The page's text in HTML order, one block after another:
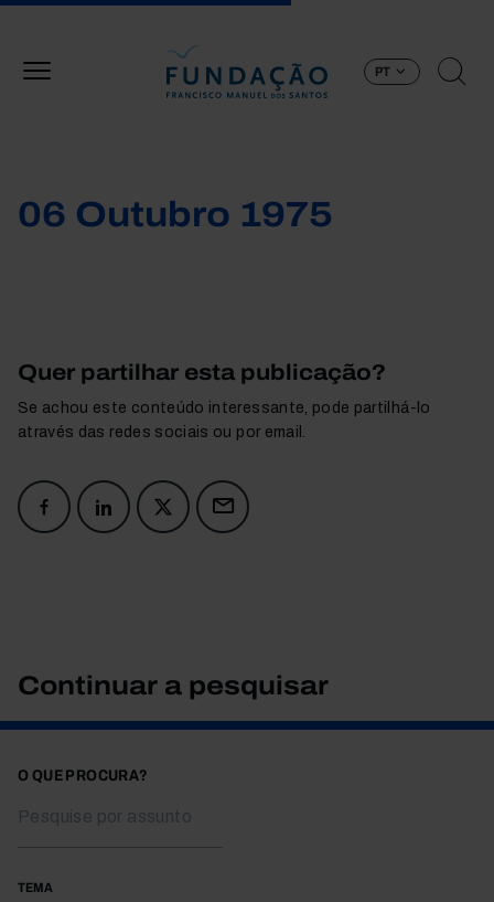
PT
06 Outubro 1975
Quer partilhar esta publicação?
Se achou este conteúdo interessante, pode partilhá-lo
através das redes sociais ou por email.
Continuar a pesquisar
O QUE PROCURA?
TEMA